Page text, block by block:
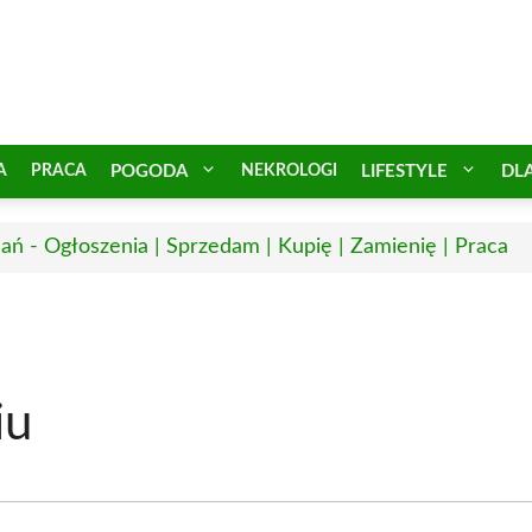
PRACA POGODA NEKROLOGI LIFESTYLE
- Ogłoszenia | Sprzedam | Kupię | Zamienię | Praca